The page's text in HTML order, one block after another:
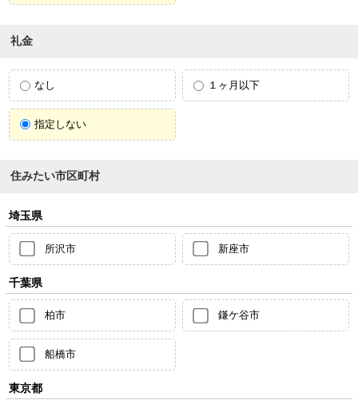
礼金
なし １ヶ月以下
指定しない
住みたい市区町村
埼玉県
所沢市 新座市
千葉県
柏市 鎌ケ谷市
船橋市
東京都